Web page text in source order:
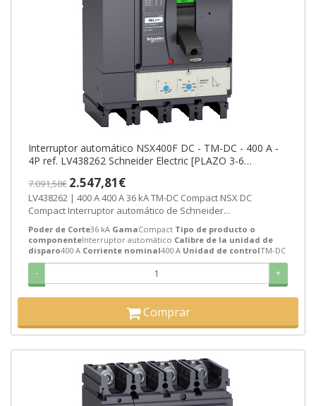
Interruptor automático NSX400F DC - TM-DC - 400 A -
4P ref. LV438262 Schneider Electric [PLAZO 3-6
7.091,58€ 2.547,81€
LV438262 | 400 A 400 A 36 kA TM-DC Compact NSX DC
Compact Interruptor automático de Schneider...
Poder de Corte36 kA GamaCompact Tipo de producto o
componenteInterruptor automático Calibre de la unidad de
disparo400 A Corriente nominal400 A Unidad de controlTM-DC
- +
Comprar